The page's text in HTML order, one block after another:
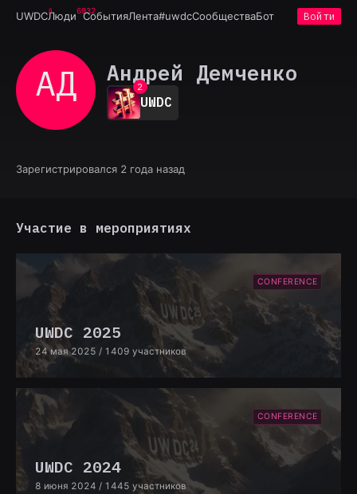
UWDCЛюди6932
СобытияЛента#uwdcСообществаБот Войти
АД Андрей Демченко
1
2
3
4
7
UWDC
Зарегистрировался 2 года назад
Участие в мероприятиях
CONFERENCE
UWDC 2025
24 мая 2025 / 1409 участников
CONFERENCE
UWDC 2024
8 июня 2024 / 1445 участников